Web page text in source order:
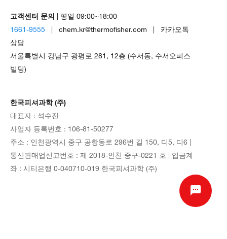
고객센터 문의 | 평일 09:00~18:00
1661-9555 | chem.kr@thermofisher.com | 카카오톡
상담
서울특별시 강남구 광평로 281, 12층 (수서동, 수서오피스
빌딩)
한국피셔과학 (주)
대표자 : 석수진
사업자 등록번호 : 106-81-50277
주소 : 인천광역시 중구 공항동로 296번 길 150, 디5, 디6 |
통신판매업신고번호 : 제 2018-인천 중구-0221 호 | 입금계
좌 : 시티은행 0-040710-019 한국피셔과학 (주)